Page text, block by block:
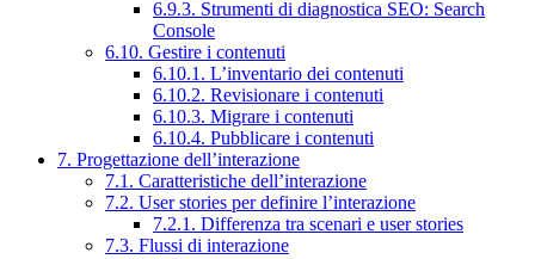
6.9.3. Strumenti di diagnostica SEO: Search
Console
6.10. Gestire i contenuti
6.10.1. L’inventario dei contenuti
6.10.2. Revisionare i contenuti
6.10.3. Migrare i contenuti
6.10.4. Pubblicare i contenuti
7. Progettazione dell’interazione
7.1. Caratteristiche dell’interazione
7.2. User stories per definire l’interazione
7.2.1. Differenza tra scenari e user stories
7.3. Flussi di interazione